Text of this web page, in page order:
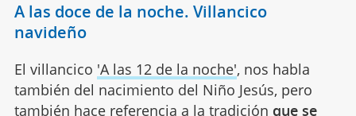
A las doce de la noche. Villancico
navideño
El villancico 'A las 12 de la noche', nos habla
también del nacimiento del Niño Jesús, pero
también hace referencia a la tradición que se